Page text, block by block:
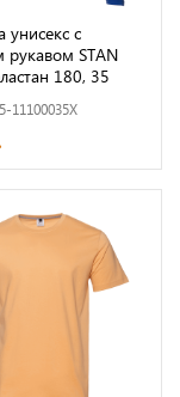
унисекс с
STAN
180, 35
11100035X